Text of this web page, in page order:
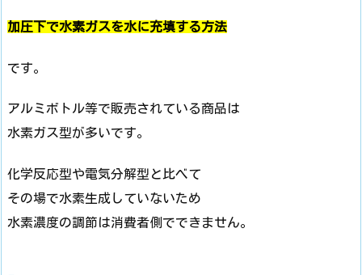
加圧下で水素ガスを水に充填する方法
です。
アルミボトル等で販売されている商品は
水素ガス型が多いです。
化学反応型や電気分解型と比べて
その場で水素生成していないため
水素濃度の調節は消費者側でできません。